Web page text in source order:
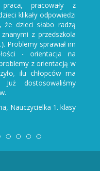
pracowały z
klikały odpowiedzi
że dzieci słabo radzą
z przedszkola
Problemy sprawiał im
- orientacja na
z orientacją w
ilu chłopców ma
dostosowaliśmy
Nauczycielka 1. klasy